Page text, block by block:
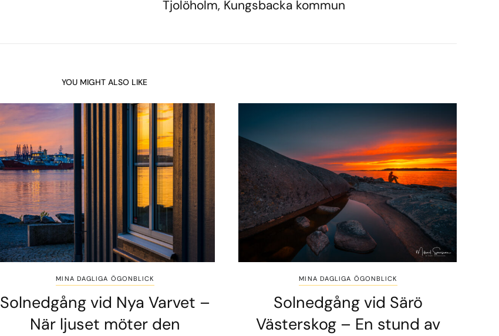
Tjolöholm, Kungsbacka kommun
YOU MIGHT ALSO LIKE
MINA DAGLIGA ÖGONBLICK
Solnedgång vid Nya Varvet –
När ljuset möter den
MINA DAGLIGA ÖGONBLICK
Solnedgång vid Särö
Västerskog – En stund av